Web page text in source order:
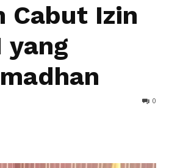
Cabut Izin
yang
0